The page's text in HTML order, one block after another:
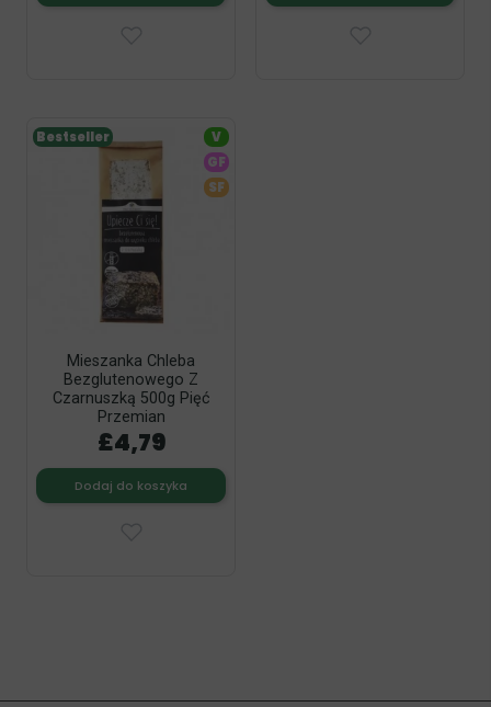
Mieszanka Chleba
Bezglutenowego Z
Czarnuszką 500g Pięć
Przemian
£4,79
Dodaj do koszyka
Bestseller
V
GF
SF